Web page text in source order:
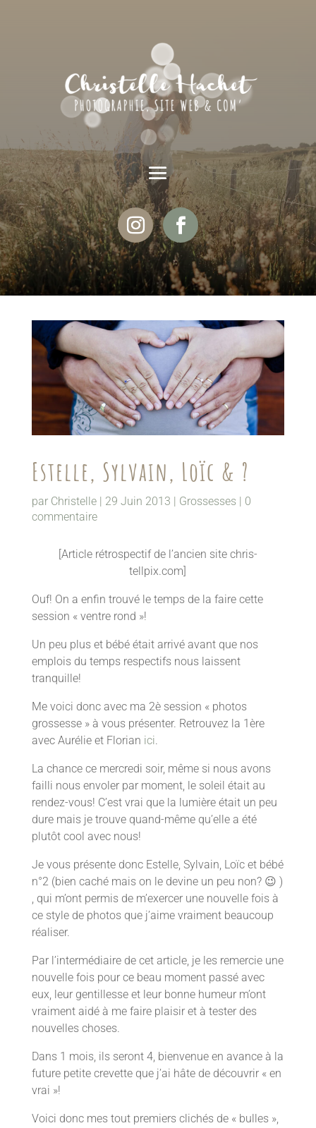
Estelle, Sylvain, Loïc & ?
par Christelle| 29 Juin 2013 Grossesses
0
commentaire
[Article rétrospectif de l’ancien site chris-
tellpix.com]
Ouf! On a enfin trouvé le temps de la faire cette
session « ventre rond »!
Un peu plus et bébé était arrivé avant que nos
emplois du temps respectifs nous laissent
tranquille!
Me voici donc avec ma 2è session « photos
grossesse » à vous présenter. Retrouvez la 1ère
avec Aurélie et Florian ici.
La chance ce mercredi soir, même si nous avons
failli nous envoler par moment, le soleil était au
rendez-vous! C’est vrai que la lumière était un peu
dure mais je trouve quand-même qu’elle a été
plutôt cool avec nous!
Je vous présente donc Estelle, Sylvain, Loïc et bébé
n°2 (bien caché mais on le devine un peu non? 😉 )
, qui m’ont permis de m’exercer une nouvelle fois à
ce style de photos que j’aime vraiment beaucoup
réaliser.
Par l’intermédiaire de cet article, je les remercie une
nouvelle fois pour ce beau moment passé avec
eux, leur gentillesse et leur bonne humeur m’ont
vraiment aidé à me faire plaisir et à tester des
nouvelles choses.
Dans 1 mois, ils seront 4, bienvenue en avance à la
future petite crevette que j’ai hâte de découvrir « en
vrai »!
Voici donc mes tout premiers clichés de « bulles »,